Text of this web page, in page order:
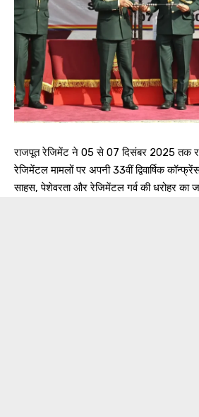
राजपूत रेजिमेंट ने 05 से 07 दिसंबर 2025 तक
रेजिमेंटल मामलों पर अपनी 33वीं द्विवार्षिक
साहस, पेशेवरता और रेजिमेंटल गर्व की धरोहर का